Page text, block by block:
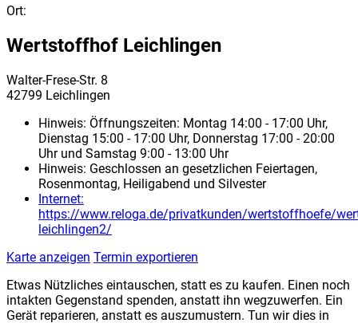
Ort:
Wertstoffhof Leichlingen
Walter-Frese-Str. 8
42799 Leichlingen
Hinweis: Öffnungszeiten: Montag 14:00 - 17:00 Uhr,
Dienstag 15:00 - 17:00 Uhr, Donnerstag 17:00 - 20:00
Uhr und Samstag 9:00 - 13:00 Uhr
Hinweis: Geschlossen an gesetzlichen Feiertagen,
Rosenmontag, Heiligabend und Silvester
Internet:
https://www.reloga.de/privatkunden/wertstoffhoefe/
leichlingen2/
Karte anzeigen Termin exportieren
Etwas Nützliches eintauschen, statt es zu kaufen. Einen noch
intakten Gegenstand spenden, anstatt ihn wegzuwerfen. Ein
Gerät reparieren, anstatt es auszumustern. Tun wir dies in